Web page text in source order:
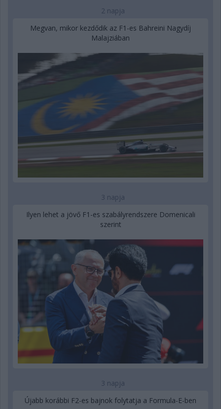
2 napja
Megvan, mikor kezdődik az F1-es Bahreini Nagydíj
Malajziában
3 napja
Ilyen lehet a jövő F1-es szabályrendszere Domenicali
szerint
3 napja
Újabb korábbi F2-es bajnok folytatja a Formula-E-ben